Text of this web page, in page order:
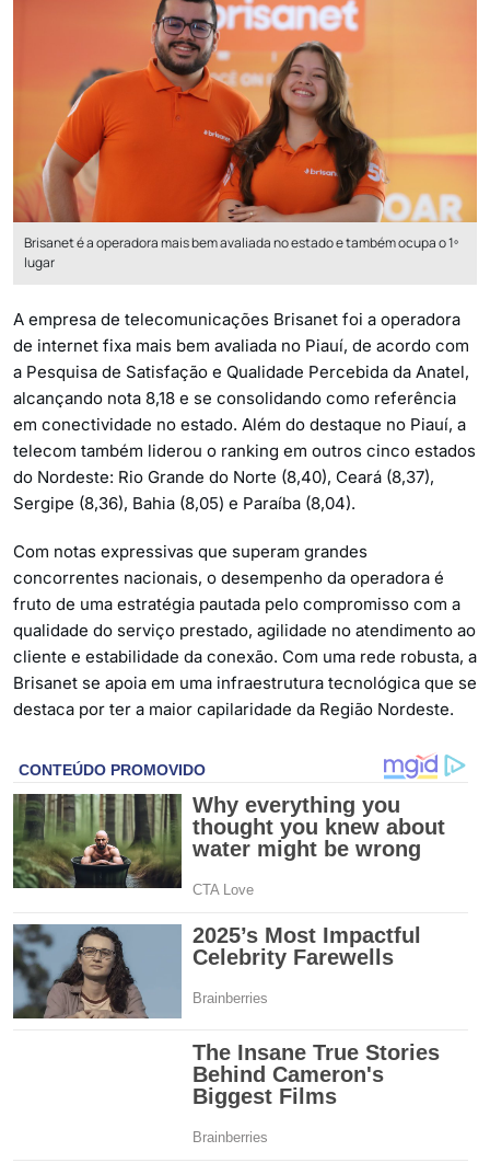
Brisanet é a operadora mais bem avaliada no estado e também ocupa o 1º
lugar
A empresa de telecomunicações Brisanet foi a operadora
de internet fixa mais bem avaliada no Piauí, de acordo com
a Pesquisa de Satisfação e Qualidade Percebida da Anatel,
alcançando nota 8,18 e se consolidando como referência
em conectividade no estado. Além do destaque no Piauí, a
telecom também liderou o ranking em outros cinco estados
do Nordeste: Rio Grande do Norte (8,40), Ceará (8,37),
Sergipe (8,36), Bahia (8,05) e Paraíba (8,04).
Com notas expressivas que superam grandes
concorrentes nacionais, o desempenho da operadora é
fruto de uma estratégia pautada pelo compromisso com a
qualidade do serviço prestado, agilidade no atendimento ao
cliente e estabilidade da conexão. Com uma rede robusta, a
Brisanet se apoia em uma infraestrutura tecnológica que se
destaca por ter a maior capilaridade da Região Nordeste.